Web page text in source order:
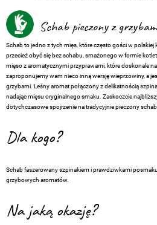
Schab pieczony z
Schab to jedno z tych mięs, które często gości w
przecież obyć się bez schabu, smażonego w formie
mięso z aromatycznymi przyprawami, które doskonale
zaproponujemy wam nieco inną wersję wieprzowiny, a
grzybami. Leśny aromat połączony z delikatnością
nadając mięsu oryginalnego smaku. Zaskoczcie
dotychczasowe spojrzenie na tradycyjnie pieczony
Dla kogo?
Schab faszerowany szpinakiem i prawdziwkami
grzybowych aromatów.
Na jaką okazję?